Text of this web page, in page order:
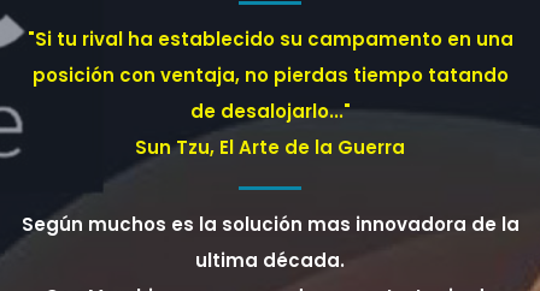
"Si tu rival ha establecido su campamento en una
posición con ventaja, no pierdas tiempo tatando
de desalojarlo..."
Sun Tzu, El Arte de la Guerra
Según muchos es la solución mas innovadora de la
ultima década.